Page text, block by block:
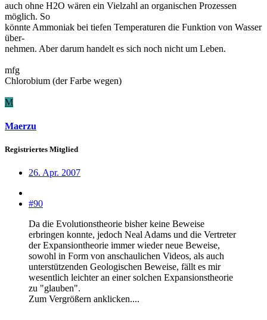
auch ohne H2O wären ein Vielzahl an organischen Prozessen
möglich. So
könnte Ammoniak bei tiefen Temperaturen die Funktion von Wasser
über-
nehmen. Aber darum handelt es sich noch nicht um Leben.
mfg
Chlorobium (der Farbe wegen)
M
Maerzu
Registriertes Mitglied
26. Apr. 2007
#90
Da die Evolutionstheorie bisher keine Beweise
erbringen konnte, jedoch Neal Adams und die Vertreter
der Expansiontheorie immer wieder neue Beweise,
sowohl in Form von anschaulichen Videos, als auch
unterstützenden Geologischen Beweise, fällt es mir
wesentlich leichter an einer solchen Expansionstheorie
zu "glauben".
Zum Vergrößern anklicken....